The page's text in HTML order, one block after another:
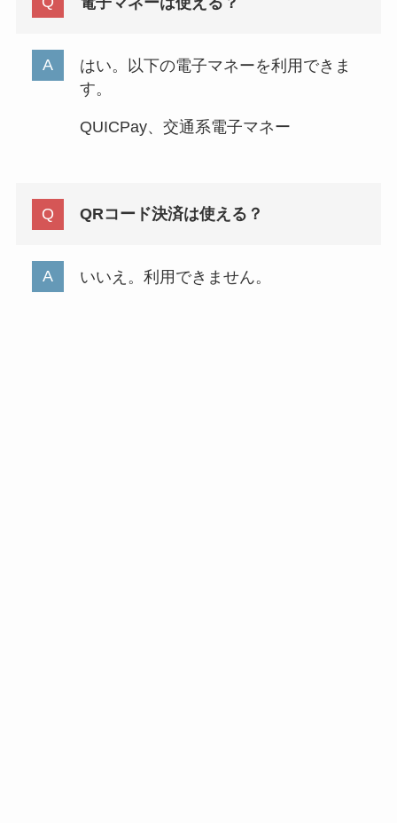
はい。以下の電子マネーを利用できま
す。
QUICPay、交通系電子マネー
QRコード決済は使える？
いいえ。利用できません。